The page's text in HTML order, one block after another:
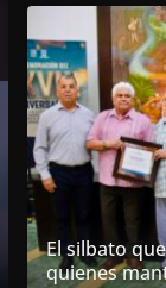
El silbato
quienes